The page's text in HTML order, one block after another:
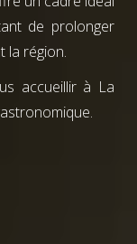
de prolonger
la région.
accueillir à La